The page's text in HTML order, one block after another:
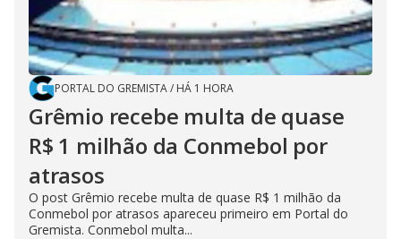
PORTAL DO GREMISTA/ HÁ 1 HORA
Grêmio recebe multa de quase
R$ 1 milhão da Conmebol por
atrasos
O post Grêmio recebe multa de quase R$ 1 milhão da
Conmebol por atrasos apareceu primeiro em Portal do
Gremista. Conmebol multa...